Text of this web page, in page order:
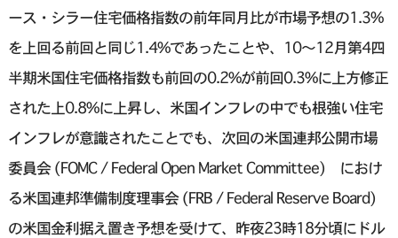
ース・シラー住宅価格指数の前年同月比が市場予想の1.3%
を上回る前回と同じ1.4%であったことや、10〜12月第4四
半期米国住宅価格指数も前回の0.2%が前回0.3%に上方修正
された上0.8%に上昇し、米国インフレの中でも根強い住宅
インフレが意識されたことでも、次回の米国連邦公開市場
委員会 (FOMC / Federal Open Market Committee) におけ
る米国連邦準備制度理事会 (FRB / Federal Reserve Board)
の米国金利据え置き予想を受けて、昨夜23時18分頃にドル